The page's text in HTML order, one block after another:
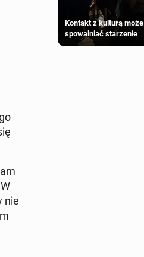
nie
Kontakt z kulturą może
spowalniać starzenie